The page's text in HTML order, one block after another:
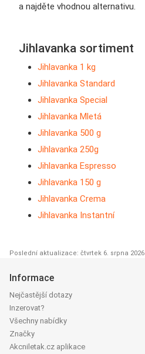
a najděte vhodnou alternativu.
Jihlavanka sortiment
Jihlavanka 1 kg
Jihlavanka Standard
Jihlavanka Special
Jihlavanka Mletá
Jihlavanka 500 g
Jihlavanka 250g
Jihlavanka Espresso
Jihlavanka 150 g
Jihlavanka Crema
Jihlavanka Instantní
Poslední aktualizace: čtvrtek 6. srpna 2026
Informace
Nejčastější dotazy
Inzerovat?
Všechny nabídky
Značky
Akcniletak.cz aplikace